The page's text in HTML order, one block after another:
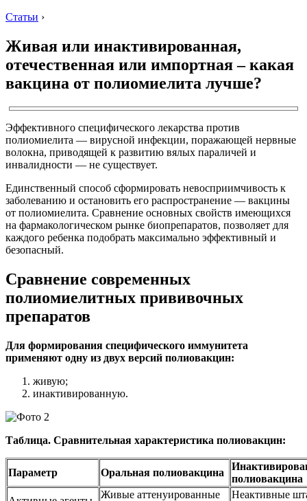
Статьи ›
Живая или инактивированная,
отечественная или импортная – какая
вакцина от полиомиелита лучше?
Эффективного специфического лекарства против
полиомиелита — вирусной инфекции, поражающей нервные
волокна, приводящей к развитию вялых параличей и
инвалидности — не существует.
Единственный способ сформировать невосприимчивость к
заболеванию и остановить его распространение — вакцины
от полиомиелита. Сравнение основных свойств имеющихся
на фармакологическом рынке биопрепаратов, позволяет для
каждого ребенка подобрать максимально эффективный и
безопасный.
Сравнение современных
полиомиелитных прививочных
препаратов
Для формирования специфического иммунитета
применяют одну из двух версий полиовакцин:
живую;
инактивированную.
Таблица. Сравнительная характеристика полиовакцин:
Параметр Оральная полиовакцина
полиовакцина
Живые аттенуированные
Неактивные